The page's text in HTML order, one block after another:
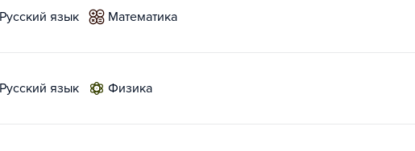
русский язык математика
русский язык физика